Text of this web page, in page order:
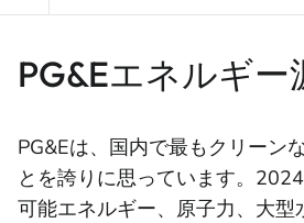
PG&Eエネルギー
PG&Eは、国内で最もクリーン
とを誇りに思っています。
可能エネルギー、原子力、大型